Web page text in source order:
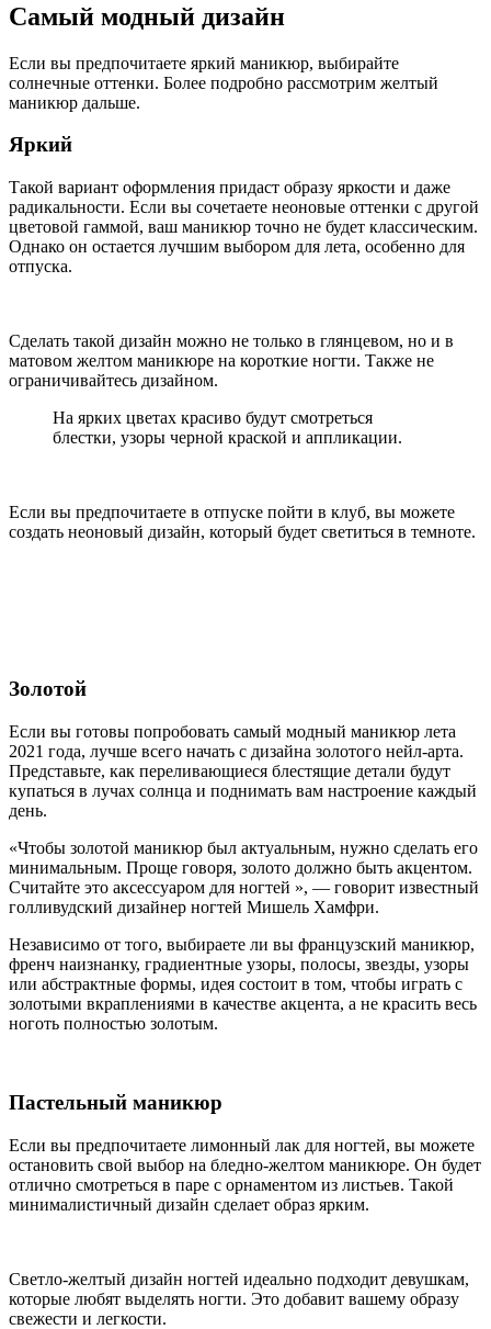
Самый модный дизайн
Если вы предпочитаете яркий маникюр, выбирайте
солнечные оттенки. Более подробно рассмотрим желтый
маникюр дальше.
Яркий
Такой вариант оформления придаст образу яркости и даже
радикальности. Если вы сочетаете неоновые оттенки с другой
цветовой гаммой, ваш маникюр точно не будет классическим.
Однако он остается лучшим выбором для лета, особенно для
отпуска.
Сделать такой дизайн можно не только в глянцевом, но и в
матовом желтом маникюре на короткие ногти. Также не
ограничивайтесь дизайном.
На ярких цветах красиво будут смотреться
блестки, узоры черной краской и аппликации.
Если вы предпочитаете в отпуске пойти в клуб, вы можете
создать неоновый дизайн, который будет светиться в темноте.
Золотой
Если вы готовы попробовать самый модный маникюр лета
2021 года, лучше всего начать с дизайна золотого нейл-арта.
Представьте, как переливающиеся блестящие детали будут
купаться в лучах солнца и поднимать вам настроение каждый
день.
«Чтобы золотой маникюр был актуальным, нужно сделать его
минимальным. Проще говоря, золото должно быть акцентом.
Считайте это аксессуаром для ногтей », — говорит известный
голливудский дизайнер ногтей Мишель Хамфри.
Независимо от того, выбираете ли вы французский маникюр,
френч наизнанку, градиентные узоры, полосы, звезды, узоры
или абстрактные формы, идея состоит в том, чтобы играть с
золотыми вкраплениями в качестве акцента, а не красить весь
ноготь полностью золотым.
Пастельный маникюр
Если вы предпочитаете лимонный лак для ногтей, вы можете
остановить свой выбор на бледно-желтом маникюре. Он будет
отлично смотреться в паре с орнаментом из листьев. Такой
минималистичный дизайн сделает образ ярким.
Светло-желтый дизайн ногтей идеально подходит девушкам,
которые любят выделять ногти. Это добавит вашему образу
свежести и легкости.